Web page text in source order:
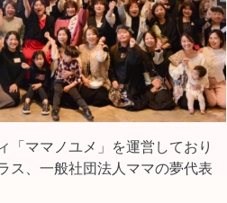
「ママノユメ」を運営しており
ス、一般社団法人ママの夢代表